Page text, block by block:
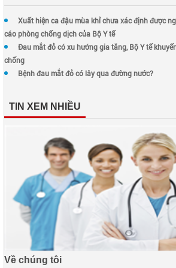
Xuất hiện ca đậu mùa khỉ chưa xác định được
cáo phòng chống dịch của Bộ Y tế
Đau mắt đỏ có xu hướng gia tăng, Bộ Y tế
chống
Bệnh đau mắt đỏ có lây qua đường nước?
TIN XEM NHIỀU
Về chúng tôi